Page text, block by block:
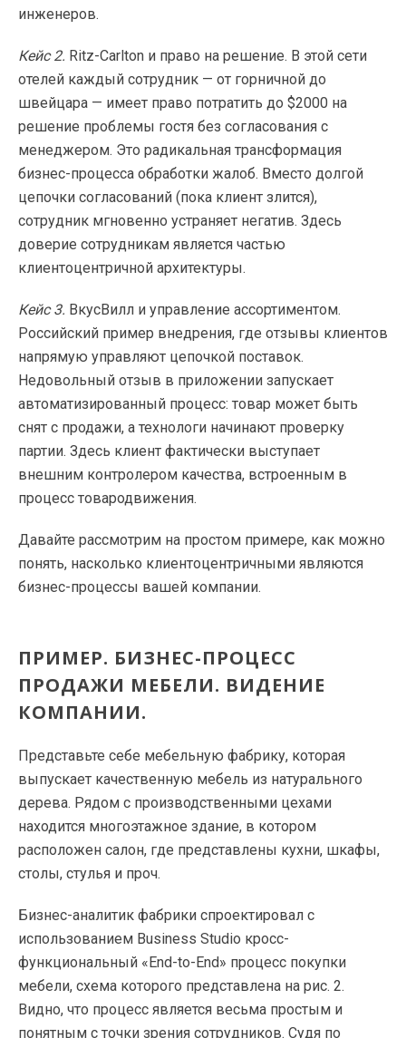
инженеров.
Кейс 2. Ritz-Carlton и право на решение. В этой сети
отелей каждый сотрудник — от горничной до
швейцара — имеет право потратить до $2000 на
решение проблемы гостя без согласования с
менеджером. Это радикальная трансформация
бизнес-процесса обработки жалоб. Вместо долгой
цепочки согласований (пока клиент злится),
сотрудник мгновенно устраняет негатив. Здесь
доверие сотрудникам является частью
клиентоцентричной архитектуры.
Кейс 3. ВкусВилл и управление ассортиментом.
Российский пример внедрения, где отзывы клиентов
напрямую управляют цепочкой поставок.
Недовольный отзыв в приложении запускает
автоматизированный процесс: товар может быть
снят с продажи, а технологи начинают проверку
партии. Здесь клиент фактически выступает
внешним контролером качества, встроенным в
процесс товародвижения.
Давайте рассмотрим на простом примере, как можно
понять, насколько клиентоцентричными являются
бизнес-процессы вашей компании.
ПРИМЕР. БИЗНЕС-ПРОЦЕСС
ПРОДАЖИ МЕБЕЛИ. ВИДЕНИЕ
КОМПАНИИ.
Представьте себе мебельную фабрику, которая
выпускает качественную мебель из натурального
дерева. Рядом с производственными цехами
находится многоэтажное здание, в котором
расположен салон, где представлены кухни, шкафы,
столы, стулья и проч.
Бизнес-аналитик фабрики спроектировал с
использованием Business Studio кросс-
функциональный «End-to-End» процесс покупки
мебели, схема которого представлена на рис. 2.
Видно, что процесс является весьма простым и
понятным с точки зрения сотрудников. Судя по